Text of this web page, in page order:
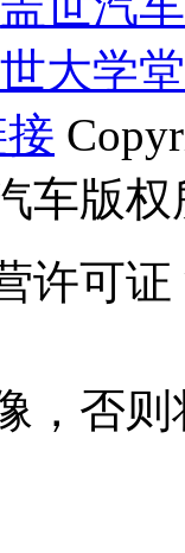
大学堂
车版
许可证
，否